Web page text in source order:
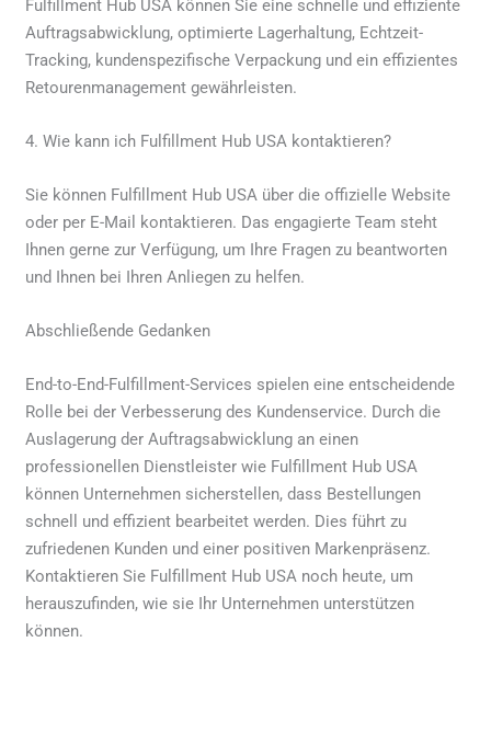
Fulfillment Hub USA können Sie eine schnelle und effiziente
Auftragsabwicklung, optimierte Lagerhaltung, Echtzeit-
Tracking, kundenspezifische Verpackung und ein effizientes
Retourenmanagement gewährleisten.
4. Wie kann ich Fulfillment Hub USA kontaktieren?
Sie können Fulfillment Hub USA über die offizielle Website
oder per E-Mail kontaktieren. Das engagierte Team steht
Ihnen gerne zur Verfügung, um Ihre Fragen zu beantworten
und Ihnen bei Ihren Anliegen zu helfen.
Abschließende Gedanken
End-to-End-Fulfillment-Services spielen eine entscheidende
Rolle bei der Verbesserung des Kundenservice. Durch die
Auslagerung der Auftragsabwicklung an einen
professionellen Dienstleister wie Fulfillment Hub USA
können Unternehmen sicherstellen, dass Bestellungen
schnell und effizient bearbeitet werden. Dies führt zu
zufriedenen Kunden und einer positiven Markenpräsenz.
Kontaktieren Sie Fulfillment Hub USA noch heute, um
herauszufinden, wie sie Ihr Unternehmen unterstützen
können.